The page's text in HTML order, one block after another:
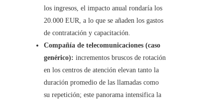
los ingresos, el impacto anual rondaría los
20.000 EUR, a lo que se añaden los gastos
de contratación y capacitación.
Compañía de telecomunicaciones (caso
genérico): incrementos bruscos de rotación
en los centros de atención elevan tanto la
duración promedio de las llamadas como
su repetición; este panorama intensifica la